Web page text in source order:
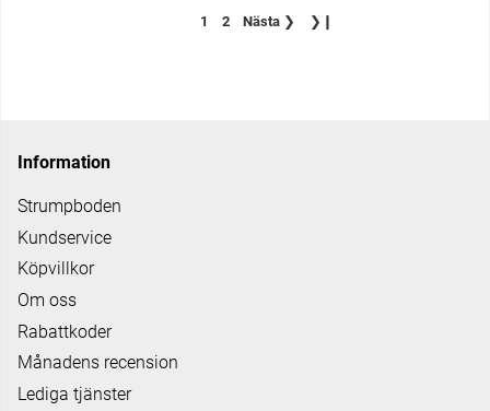
1 2 Nästa ❯ ❯❙
Information
Strumpboden
Kundservice
Köpvillkor
Om oss
Rabattkoder
Månadens recension
Lediga tjänster